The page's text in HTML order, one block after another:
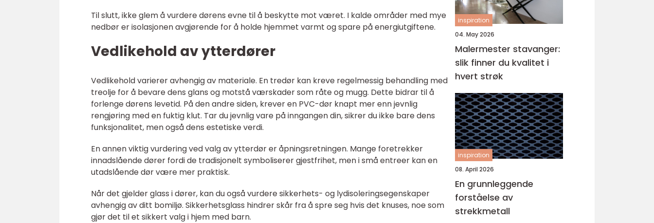
Til slutt, ikke glem å vurdere dørens evne til å beskytte mot været. I kalde områder med mye
nedbør er isolasjonen avgjørende for å holde hjemmet varmt og spare på energiutgiftene.
Vedlikehold av ytterdører
Vedlikehold varierer avhengig av materiale. En tredør kan kreve regelmessig behandling med
treolje for å bevare dens glans og motstå værskader som råte og mugg. Dette bidrar til å
forlenge dørens levetid. På den andre siden, krever en PVC-dør knapt mer enn jevnlig
rengjøring med en fuktig klut. Tar du jevnlig vare på inngangen din, sikrer du ikke bare dens
funksjonalitet, men også dens estetiske verdi.
En annen viktig vurdering ved valg av ytterdør er åpningsretningen. Mange foretrekker
innadslående dører fordi de tradisjonelt symboliserer gjestfrihet, men i små entreer kan en
utadslående dør være mer praktisk.
Når det gjelder glass i dører, kan du også vurdere sikkerhets- og lydisoleringsegenskaper
avhengig av ditt bomiljø. Sikkerhetsglass hindrer skår fra å spre seg hvis det knuses, noe som
gjør det til et sikkert valg i hjem med barn.
inspiration
04. May 2026
Malermester stavanger:
slik finner du kvalitet i
hvert strøk
inspiration
08. April 2026
En grunnleggende
forståelse av
strekkmetall